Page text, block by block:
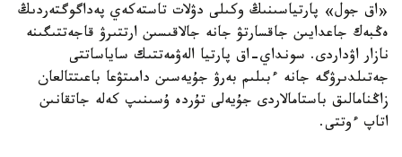
«اق جول» پارتياسىنىڭ وكىلى دۋلات تاستەكەي پەداگوگتەردىڭ
ەڭبەك جاعدايىن جاقسارتۋ جانە جالاقىسىن ارتتىرۋ قاجەتتىگىنە
نازار اۋداردى. سونداي-اق پارتيا الەۋمەتتىك ساياساتتى
جەتىلدىرۋگە جانە ءبىلىم بەرۋ جۇيەسىن دامىتۋعا باعىتتالعان
زاڭنامالىق باستامالاردى جۇيەلى تۇردە ۇسىنىپ كەلە جاتقانىن
اتاپ ءوتتى.